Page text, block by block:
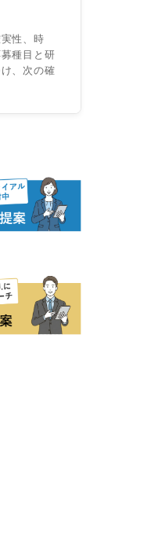
性、時
種目と研
、次の確